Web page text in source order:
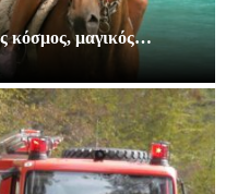
κόσμος, μαγικός…